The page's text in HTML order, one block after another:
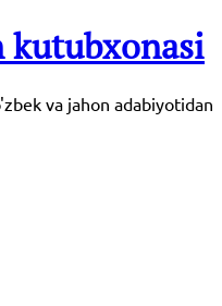
va jahon adabiyotidan